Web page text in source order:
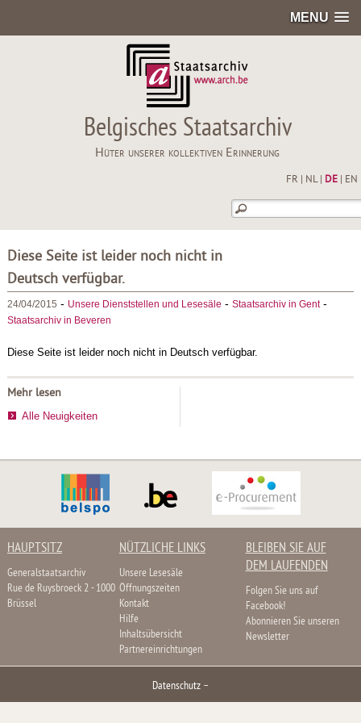
MENU
Belgisches Staatsarchiv
Hüter unserer kollektiven Erinnerung
FR NL| DE| EN
Diese Seite ist leider noch nicht in
Deutsch verfügbar.
24/04/2015 - Unsere Dienststellen und Lesesäle - Staatsarchiv in Gent-
Staatsarchiv in Beveren
Diese Seite ist leider noch nicht in Deutsch verfügbar.
Mehr lesen
Alle Neuigkeiten
HAUPTSITZ
Generalstaatsarchiv
Rue de Ruysbroeck 2 - 1000
Brüssel
NÜTZLICHE LINKS
Unsere Lesesäle
Öffnungszeiten
Kontakt
Hilfe
Inhaltsübersicht
Partnereinrichtungen
BLEIBEN SIE AUF
DEM LAUFENDEN
Folgen Sie uns auf
Facebook!
Abonnieren Sie unseren
Newsletter
Datenschutz –